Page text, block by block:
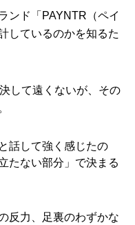
ンド「PAYNTR（ペイ
しているのかを知るた
して遠くないが、その
話して強く感じたの
たない部分」で決まる
反力、足裏のわずかな